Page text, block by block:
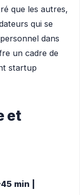
que les autres,
qui se
dans
un cadre de
startup
et
min |